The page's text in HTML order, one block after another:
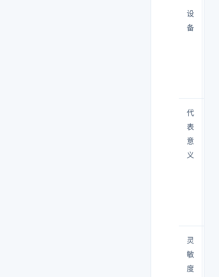
设
备
代
表
意
义
灵
敏
度